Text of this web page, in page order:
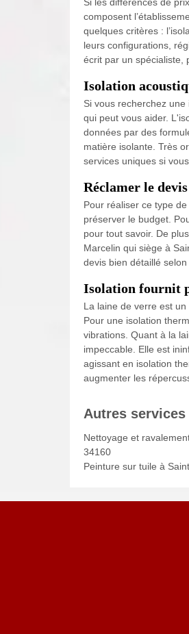
composent
quelques critères :
leurs configurations,
écrit par un spécialiste,
Isolation
Si vous recherchez
qui peut vous aider.
données par des
matière isolante. Très
services uniques si
Réclamer le
Pour réaliser ce type
préserver le budget.
pour tout savoir. De
Marcelin qui siège à
devis bien détaillé selon
Isolation fournit
La laine de verre est
Pour une isolation
vibrations. Quant à la
impeccable. Elle est
agissant en isolation
augmenter les
Autres services
Nettoyage et
34160
Peinture sur tuile à